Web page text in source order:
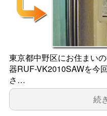
東京都中野区にお住まい
器RUF-VK2010SAWを今
さ…
続